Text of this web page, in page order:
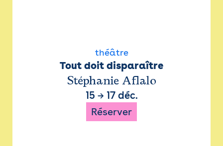
théâtre
Tout doit disparaître
Stéphanie Aflalo
15 → 17 déc.
Réserver